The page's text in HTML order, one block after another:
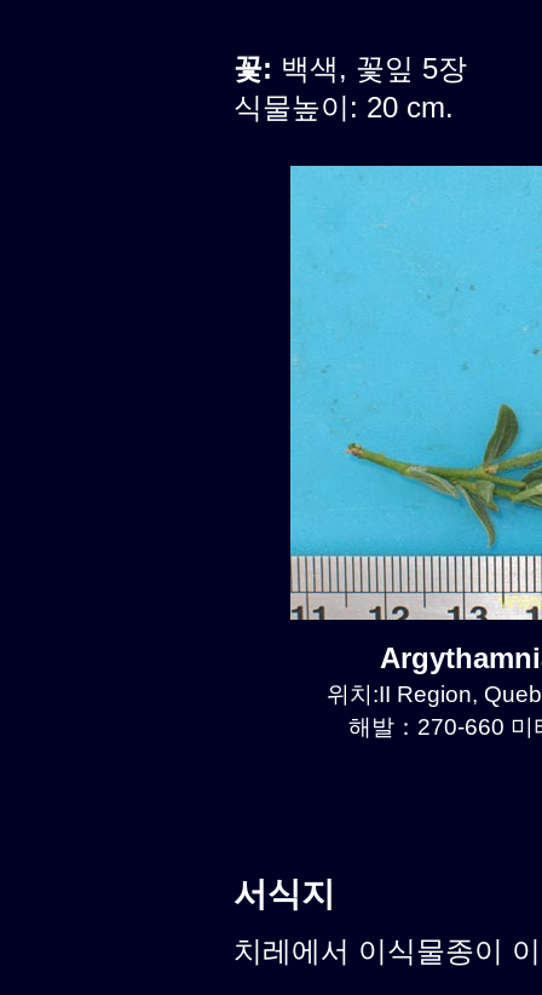
꽃: 백색, 꽃잎 5장
식물높이: 20 cm.
위치:II Region,
해발：270-660 미
서식지
치레에서 이식물종이